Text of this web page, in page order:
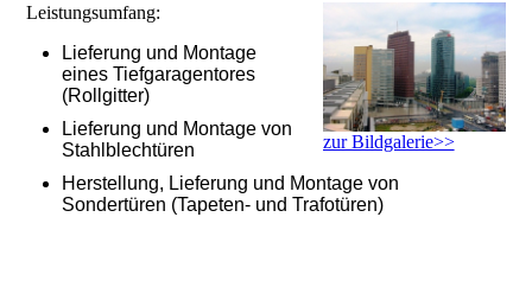
zur Bildgalerie>>
Leistungsumfang:
Lieferung und Montage
eines Tiefgaragentores
(Rollgitter)
Lieferung und Montage von
Stahlblechtüren
Herstellung, Lieferung und Montage von
Sondertüren (Tapeten- und Trafotüren)